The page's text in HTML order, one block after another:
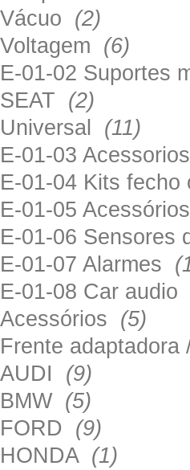
Vácuo (2)
Voltagem (6)
E-01-02 Suportes
SEAT (2)
Universal (11)
E-01-03
E-01-04 Kits fecho
E-01-05
E-01-06
E-01-07 Alarmes
E-01-08 Car audio
Acessórios (5)
Frente
AUDI (9)
BMW (5)
FORD (9)
HONDA (1)